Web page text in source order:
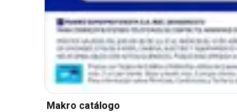
Makro catálogo